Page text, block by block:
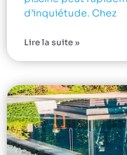
d’inquiétude. Chez
Lire la suite »